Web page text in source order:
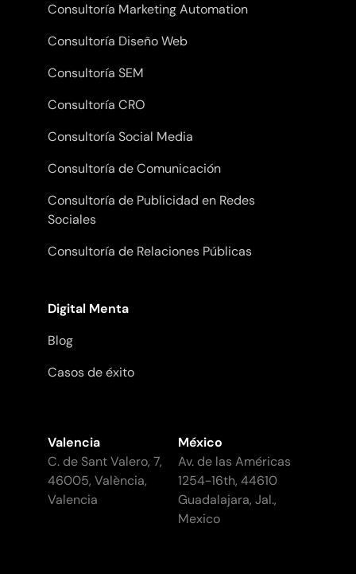
Consultoría Marketing Automation
Consultoría Diseño Web
Consultoría SEM
Consultoría CRO
Consultoría Social Media
Consultoría de Comunicación
Consultoría de Publicidad en Redes
Sociales
Consultoría de Relaciones Públicas
Digital Menta
Blog
Casos de éxito
Valencia
C. de Sant Valero, 7,
46005, València,
Valencia
México
Av. de las Américas
1254-16th, 44610
Guadalajara, Jal.,
Mexico